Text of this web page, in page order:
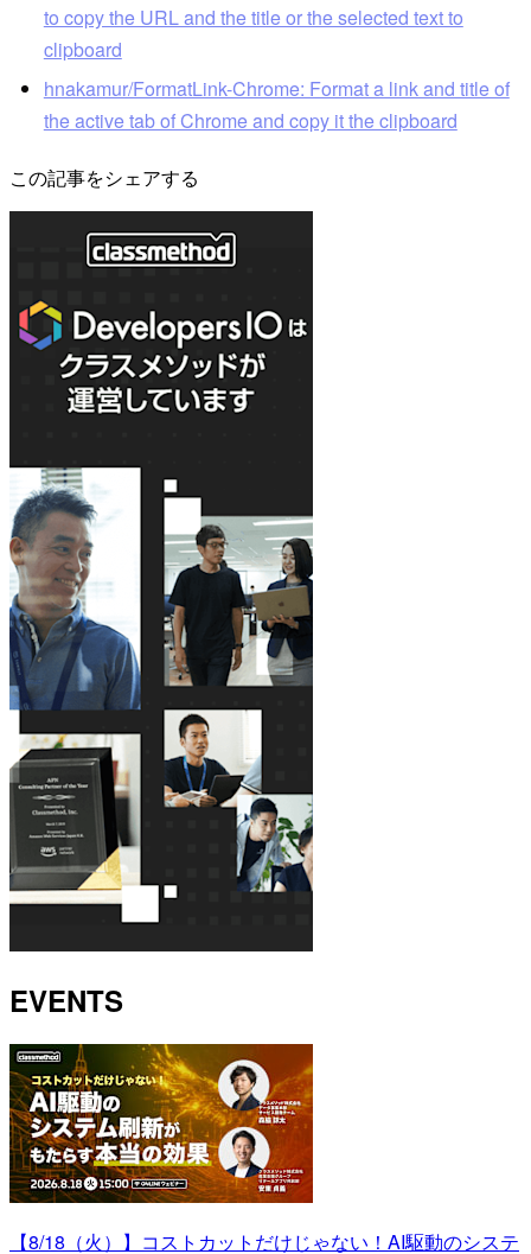
to copy the URL and the title or the selected text to
clipboard
hnakamur/FormatLink-Chrome: Format a link and title of
the active tab of Chrome and copy it the clipboard
この記事をシェアする
EVENTS
【8/18（火）】コストカットだけじゃない！AI駆動のシステ